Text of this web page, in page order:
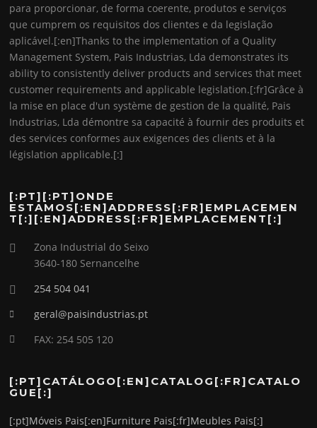
para proporcionar, de forma coerente, produtos e serviços
que cumprem os requisitos dos clientes e da legislação
aplicável.[:en]Thanks to the implementation of a Quality
Management System, Pais Industrias, Lda demonstrates its
ability to consistently deliver products and services that meet
customer requirements and applicable legislation.[:fr]Grâce à
la mise en place d'un système de gestion de la qualité, Pais
Industrias, Lda démontre sa capacité à fournir des produits et
des services conformes aux exigences des clients et à la
législation applicable.[:]
[:PT][:PT]ONDE
ESTAMOS[:EN]ADDRESS[:FR]EMPLACEMEN
T[:][:EN]ADDRESS[:FR]EMPLACEMENT[:]
Zona Industrial do Seixo
3640-180 Sernancelhe
254 504 041
geral@paisindustrias.pt
FAX: 254 505 120
[:PT]CATÁLOGO[:EN]CATALOG[:FR]CATALO
GUE[:]
[:pt]Móveis Pais[:en]Furniture Pais[:fr]Meubles Pais[:]